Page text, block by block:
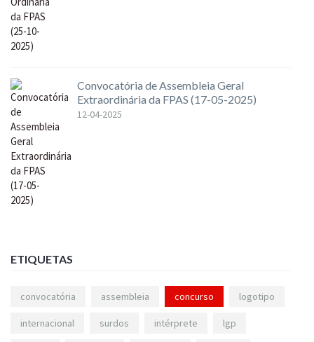
Convocatória de Assembleia Geral
Extraordinária da FPAS (17-05-2025)
12-04-2025
ETIQUETAS
convocatória assembleia concurso logotipo
internacional surdos intérprete lgp